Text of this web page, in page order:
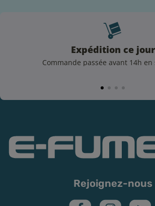
Expédition ce jour
Commande passée avant 14h en
Rejoignez-nous